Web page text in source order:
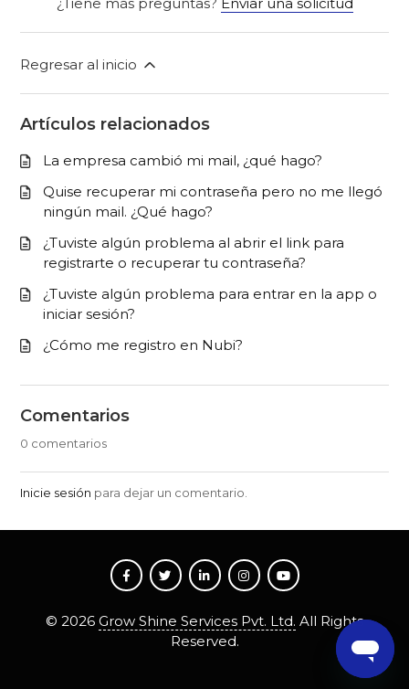
Regresar al inicio
Artículos relacionados
La empresa cambió mi mail, ¿qué hago?
Quise recuperar mi contraseña pero no me llegó
ningún mail. ¿Qué hago?
¿Tuviste algún problema al abrir el link para
registrarte o recuperar tu contraseña?
¿Tuviste algún problema para entrar en la app o
iniciar sesión?
¿Cómo me registro en Nubi?
Comentarios
0 comentarios
Inicie sesión para dejar un comentario.
© 2026 Grow Shine Services Pvt. Ltd. All Rights
Reserved.